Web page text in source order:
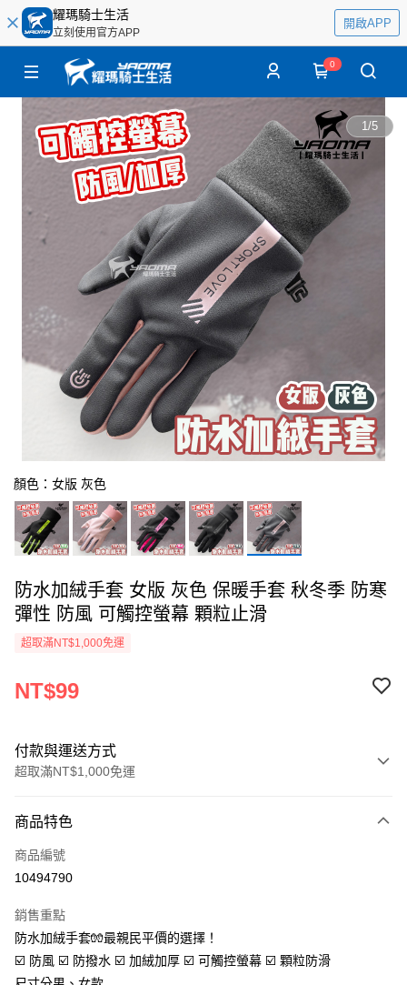
耀瑪騎士生活
立刻使用官方APP
開啟APP
0
1/5
顏色：女版 灰色
防水加絨手套 女版 灰色 保暖手套 秋冬季 防寒
彈性 防風 可觸控螢幕 顆粒止滑
超取滿NT$1,000免運
NT$99
付款與運送方式
超取滿NT$1,000免運
信用卡一次付款
超商取貨付款
ATM付款
運送方式
商品特色
商品編號
10494790
銷售重點
防水加絨手套🧤最親民平價的選擇！
☑️ 防風 ☑️ 防撥水 ☑️ 加絨加厚 ☑️ 可觸控螢幕 ☑️ 顆粒防滑